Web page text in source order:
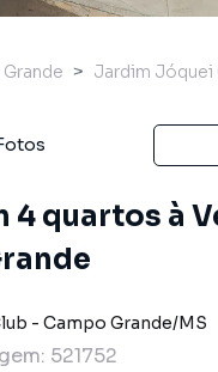
Jardim Jóquei
4 quartos à
- Campo Grande/MS
521752